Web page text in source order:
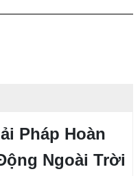
Pháp Hoàn
Ngoài Trời